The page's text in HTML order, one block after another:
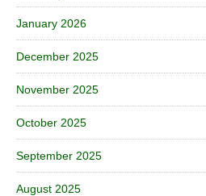
January 2026
December 2025
November 2025
October 2025
September 2025
August 2025